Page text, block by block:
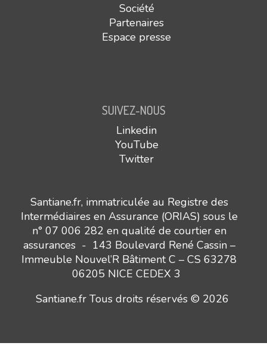
Société
Partenaires
Espace presse
SUIVEZ-NOUS
Linkedin
YouTube
Twitter
Santiane.fr, immatriculée au Registre des
Intermédiaires en Assurance (ORIAS) sous le
n° 07 006 282 en qualité de courtier en
assurances - 143 Boulevard René Cassin –
Immeuble Nouvel’R Bâtiment C – CS 63278
06205 NICE CEDEX 3
Santiane.fr Tous droits réservés © 2026